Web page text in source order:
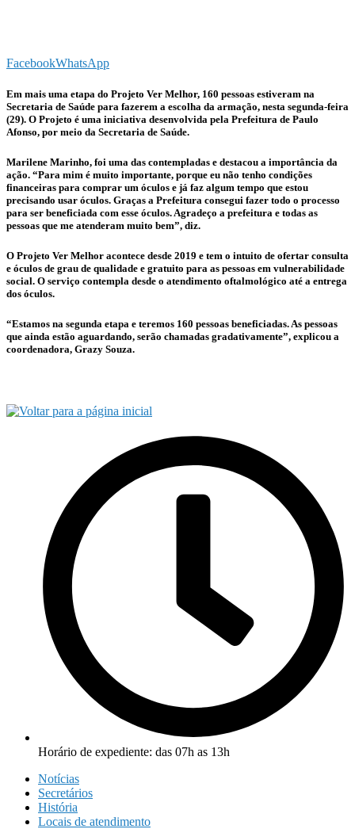
FacebookWhatsApp
Em mais uma etapa do Projeto Ver Melhor, 160 pessoas estiveram na
Secretaria de Saúde para fazerem a escolha da armação, nesta segunda-feira
(29). O Projeto é uma iniciativa desenvolvida pela Prefeitura de Paulo
Afonso, por meio da Secretaria de Saúde.
Marilene Marinho, foi uma das contempladas e destacou a importância da
ação. “Para mim é muito importante, porque eu não tenho condições
financeiras para comprar um óculos e já faz algum tempo que estou
precisando usar óculos. Graças a Prefeitura consegui fazer todo o processo
para ser beneficiada com esse óculos. Agradeço a prefeitura e todas as
pessoas que me atenderam muito bem”, diz.
O Projeto Ver Melhor acontece desde 2019 e tem o intuito de ofertar consulta
e óculos de grau de qualidade e gratuito para as pessoas em vulnerabilidade
social. O serviço contempla desde o atendimento oftalmológico até a entrega
dos óculos.
“Estamos na segunda etapa e teremos 160 pessoas beneficiadas. As pessoas
que ainda estão aguardando, serão chamadas gradativamente”, explicou a
coordenadora, Grazy Souza.
Horário de expediente: das 07h as 13h
Notícias
Secretários
História
Locais de atendimento